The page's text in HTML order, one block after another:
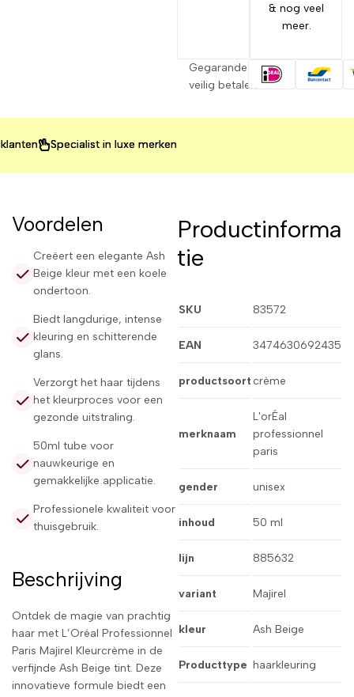
& nog veel
meer.
Gegarandeerd
veilig betalen
Specialist in luxe merken
Specialist in luxe merken
Specialist in luxe merken
Voordelen
Creëert een elegante Ash
Beige kleur met een koele
ondertoon.
Biedt langdurige, intense
kleuring en schitterende
glans.
Verzorgt het haar tijdens
het kleurproces voor een
gezonde uitstraling.
50ml tube voor
nauwkeurige en
gemakkelijke applicatie.
Professionele kwaliteit voor
thuisgebruik.
Beschrijving
Ontdek de magie van prachtig
haar met L’Oréal Professionnel
Paris Majirel Kleurcrème in de
verfijnde Ash Beige tint. Deze
innovatieve formule biedt een
Productinforma
tie
SKU 83572
EAN 3474630692435
productsoort crème
merknaam
L'orÉal
professionnel
paris
gender unisex
inhoud 50 ml
lijn 885632
variant Majirel
kleur Ash Beige
Producttype haarkleuring